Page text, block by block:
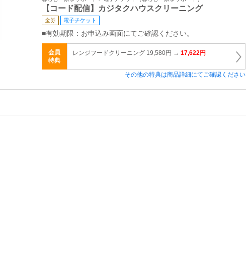
【コード配信】カジタクハウスクリーニング
金券 電子チケット
■有効期限：お申込み画面にてご確認ください。
会員
特典
レンジフードクリーニング 19,580円 → 17,622円
その他の特典は商品詳細にてご確認ください